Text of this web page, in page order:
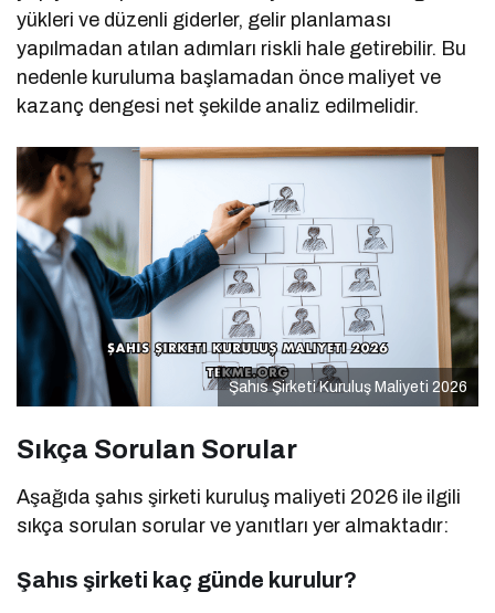
yükleri ve düzenli giderler, gelir planlaması
yapılmadan atılan adımları riskli hale getirebilir. Bu
nedenle kuruluma başlamadan önce maliyet ve
kazanç dengesi net şekilde analiz edilmelidir.
Şahıs Şirketi Kuruluş Maliyeti 2026
Sıkça Sorulan Sorular
Aşağıda şahıs şirketi kuruluş maliyeti 2026 ile ilgili
sıkça sorulan sorular ve yanıtları yer almaktadır:
Şahıs şirketi kaç günde kurulur?